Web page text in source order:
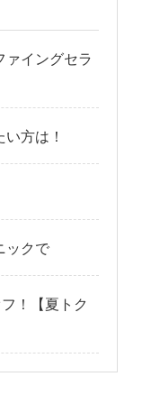
ァイングセラ
方は！
ックで
！【夏トク